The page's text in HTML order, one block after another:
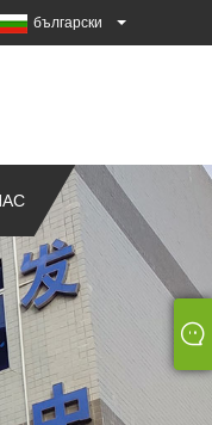
български